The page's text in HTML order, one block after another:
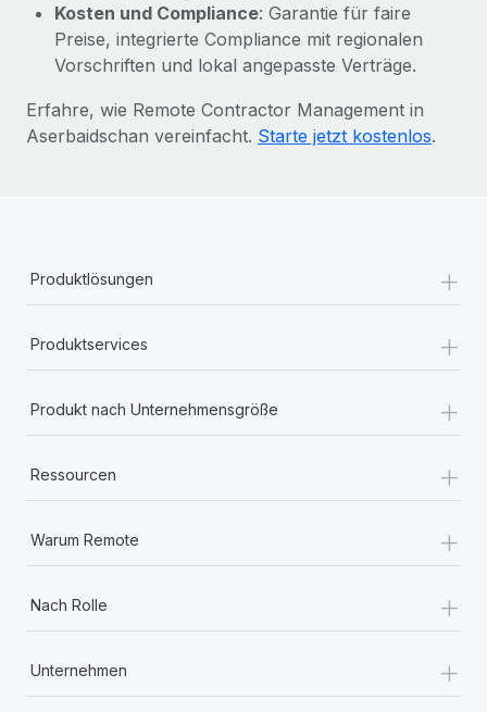
Kosten und Compliance: Garantie für faire
Preise, integrierte Compliance mit regionalen
Vorschriften und lokal angepasste Verträge.
Erfahre, wie Remote Contractor Management in
Aserbaidschan vereinfacht. Starte jetzt kostenlos.
Produktlösungen +
Produktservices +
Produkt nach Unternehmensgröße +
Ressourcen +
Warum Remote +
Nach Rolle +
Unternehmen +